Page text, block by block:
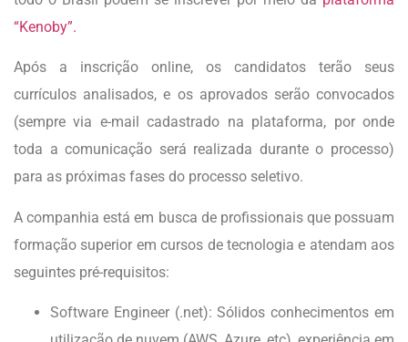
“Kenoby”.
Após a inscrição online, os candidatos terão seus
currículos analisados, e os aprovados serão convocados
(sempre via e-mail cadastrado na plataforma, por onde
toda a comunicação será realizada durante o processo)
para as próximas fases do processo seletivo.
A companhia está em busca de profissionais que possuam
formação superior em cursos de tecnologia e atendam aos
seguintes pré-requisitos:
Software Engineer (.net): Sólidos conhecimentos em